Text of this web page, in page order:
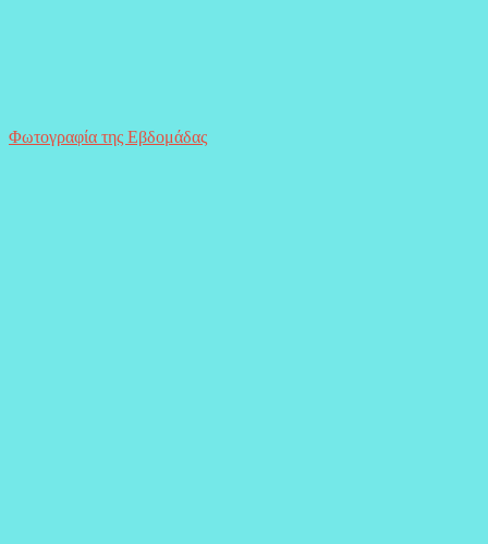
Φωτογραφία της Εβδομάδας